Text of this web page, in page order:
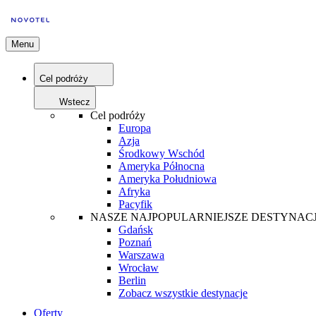
Menu
Cel podróży
Wstecz
Cel podróży
Europa
Azja
Środkowy Wschód
Ameryka Północna
Ameryka Południowa
Afryka
Pacyfik
NASZE NAJPOPULARNIEJSZE
Gdańsk
Poznań
Warszawa
Wrocław
Berlin
Zobacz wszystkie destynacje
Oferty